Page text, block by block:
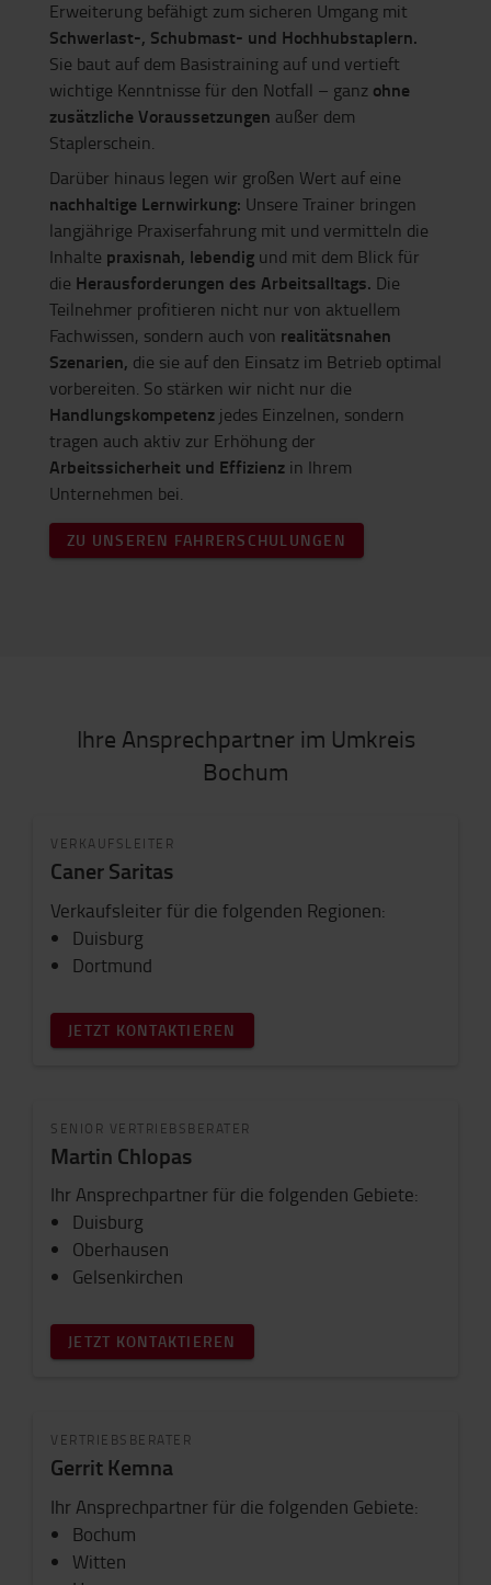
Erweiterung befähigt zum sicheren Umgang mit
Schwerlast-, Schubmast- und Hochhubstaplern.
Sie baut auf dem Basistraining auf und vertieft
wichtige Kenntnisse für den Notfall – ganz ohne
zusätzliche Voraussetzungen außer dem
Staplerschein.
Darüber hinaus legen wir großen Wert auf eine
nachhaltige Lernwirkung: Unsere Trainer bringen
langjährige Praxiserfahrung mit und vermitteln die
Inhalte praxisnah, lebendig und mit dem Blick für
die Herausforderungen des Arbeitsalltags. Die
Teilnehmer profitieren nicht nur von aktuellem
Fachwissen, sondern auch von realitätsnahen
Szenarien, die sie auf den Einsatz im Betrieb optimal
vorbereiten. So stärken wir nicht nur die
Handlungskompetenz jedes Einzelnen, sondern
tragen auch aktiv zur Erhöhung der
Arbeitssicherheit und Effizienz in Ihrem
Unternehmen bei.
ZU UNSEREN FAHRERSCHULUNGEN
Ihre Ansprechpartner im Umkreis
Bochum
VERKAUFSLEITER
Caner Saritas
Verkaufsleiter für die folgenden Regionen:
Duisburg
Dortmund
JETZT KONTAKTIEREN
SENIOR VERTRIEBSBERATER
Martin Chlopas
Ihr Ansprechpartner für die folgenden Gebiete:
Duisburg
Oberhausen
Gelsenkirchen
JETZT KONTAKTIEREN
VERTRIEBSBERATER
Gerrit Kemna
Ihr Ansprechpartner für die folgenden Gebiete:
Bochum
Witten